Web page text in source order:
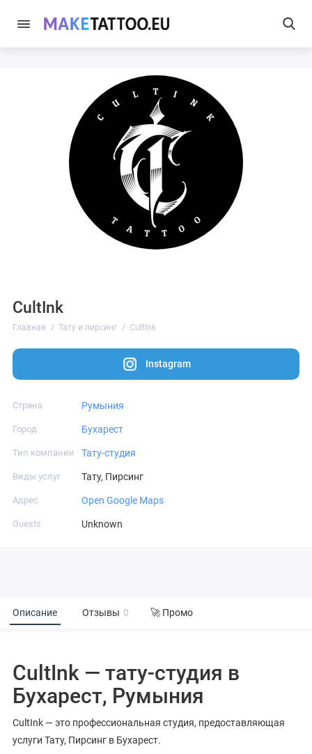
CultInk
Главная Тату и пирсинг CultInk
Instagram
Страна Румыния
Город Бухарест
Тип компании Тату-студия
Виды услуг Тату, Пирсинг
Адрес Open Google Maps
Guests Unknown
Описание Отзывы 0 🚀 Промо
CultInk — тату-студия в
Бухарест, Румыния
CultInk — это профессиональная студия, предоставляющая
услуги Тату, Пирсинг в Бухарест.